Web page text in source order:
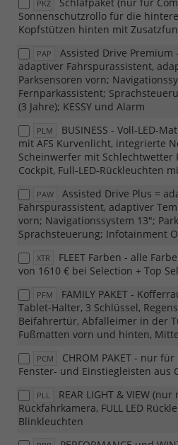
PKZ
Sonnenschutzrollo für die
Kopfstützen hinten mit
PAP
Assisted Drive Premium
adaptiver Fahrspurassistent,
Parksensoren vorn;
Fernparkassistent;
(3 Jahre); KESSY und Alarm
PLM
BUSINESS - Voll-LED-
mit AFS Kurvenlicht, integrierte
Scheinwerfer mit Schlechtwetter
Cockpit, Full-LED-Rückleuchten
PAW
Assisted Drive Plus =
Fahrspurassistent, adaptiver
vorn; Navigationssystem 13";
Sprachsteuerung; Infotainment
XTR
FLEET Farben - alle
von 1610 € bei Selection + Top
PFM
FAMILY PAKET -
Tablet-Halter, 3 Schlüssel,
Beifahrertür, Abfalleimer in der
Fußmatten vorn und hinten,
PCM
CHROM PAKET - nur
Fenster- und Einstiegleisten aus
PLL
REAR LIGHT & VIEW
Rückfahrkamera, FULL LED
Blinkleuchten